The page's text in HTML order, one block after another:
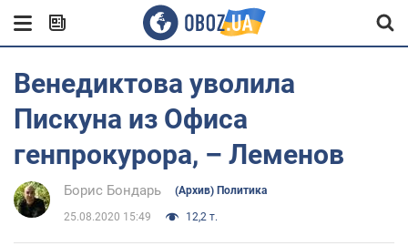
Венедиктова уволила
Пискуна из Офиса
генпрокурора, – Леменов
Борис Бондарь (Архив) Политика
25.08.2020 15:49 12,2 т.